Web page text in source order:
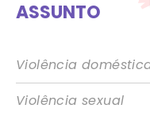
ASSUNTO
Violência
Violência sexual